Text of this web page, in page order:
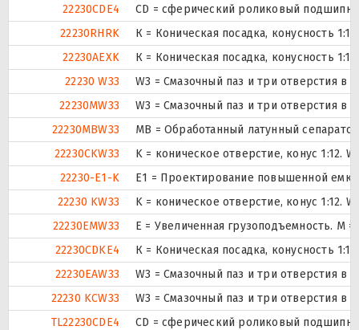
22230CDE4
CD = сферический роликовый
22230RHRK
К = Коническая посадка, конусность 1:12.
22230AEXK
К = Коническая посадка, конусность 1:12.
22230 W33
W3 = Смазочный паз и три отверстия
22230MW33
W3 = Смазочный паз и три отверстия
22230MBW33
MB = Обработанный латунный
22230CKW33
K = коническое отверстие, конус 1:12.
22230-E1-K
E1 = Проектирование повышенной
22230 KW33
K = коническое отверстие, конус 1:12.
22230EMW33
E = Увеличенная грузоподъемность. М
22230CDKE4
К = Коническая посадка, конусность 1:12.
22230EAW33
W3 = Смазочный паз и три отверстия
22230 KCW33
W3 = Смазочный паз и три отверстия
TL22230CDE4
CD = сферический роликовый